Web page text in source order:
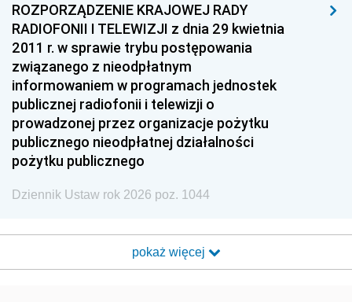
ROZPORZĄDZENIE KRAJOWEJ RADY
RADIOFONII I TELEWIZJI z dnia 29 kwietnia
2011 r. w sprawie trybu postępowania
związanego z nieodpłatnym
informowaniem w programach jednostek
publicznej radiofonii i telewizji o
prowadzonej przez organizacje pożytku
publicznego nieodpłatnej działalności
pożytku publicznego
Dziennik Ustaw rok 2026 poz. 1044
pokaż więcej